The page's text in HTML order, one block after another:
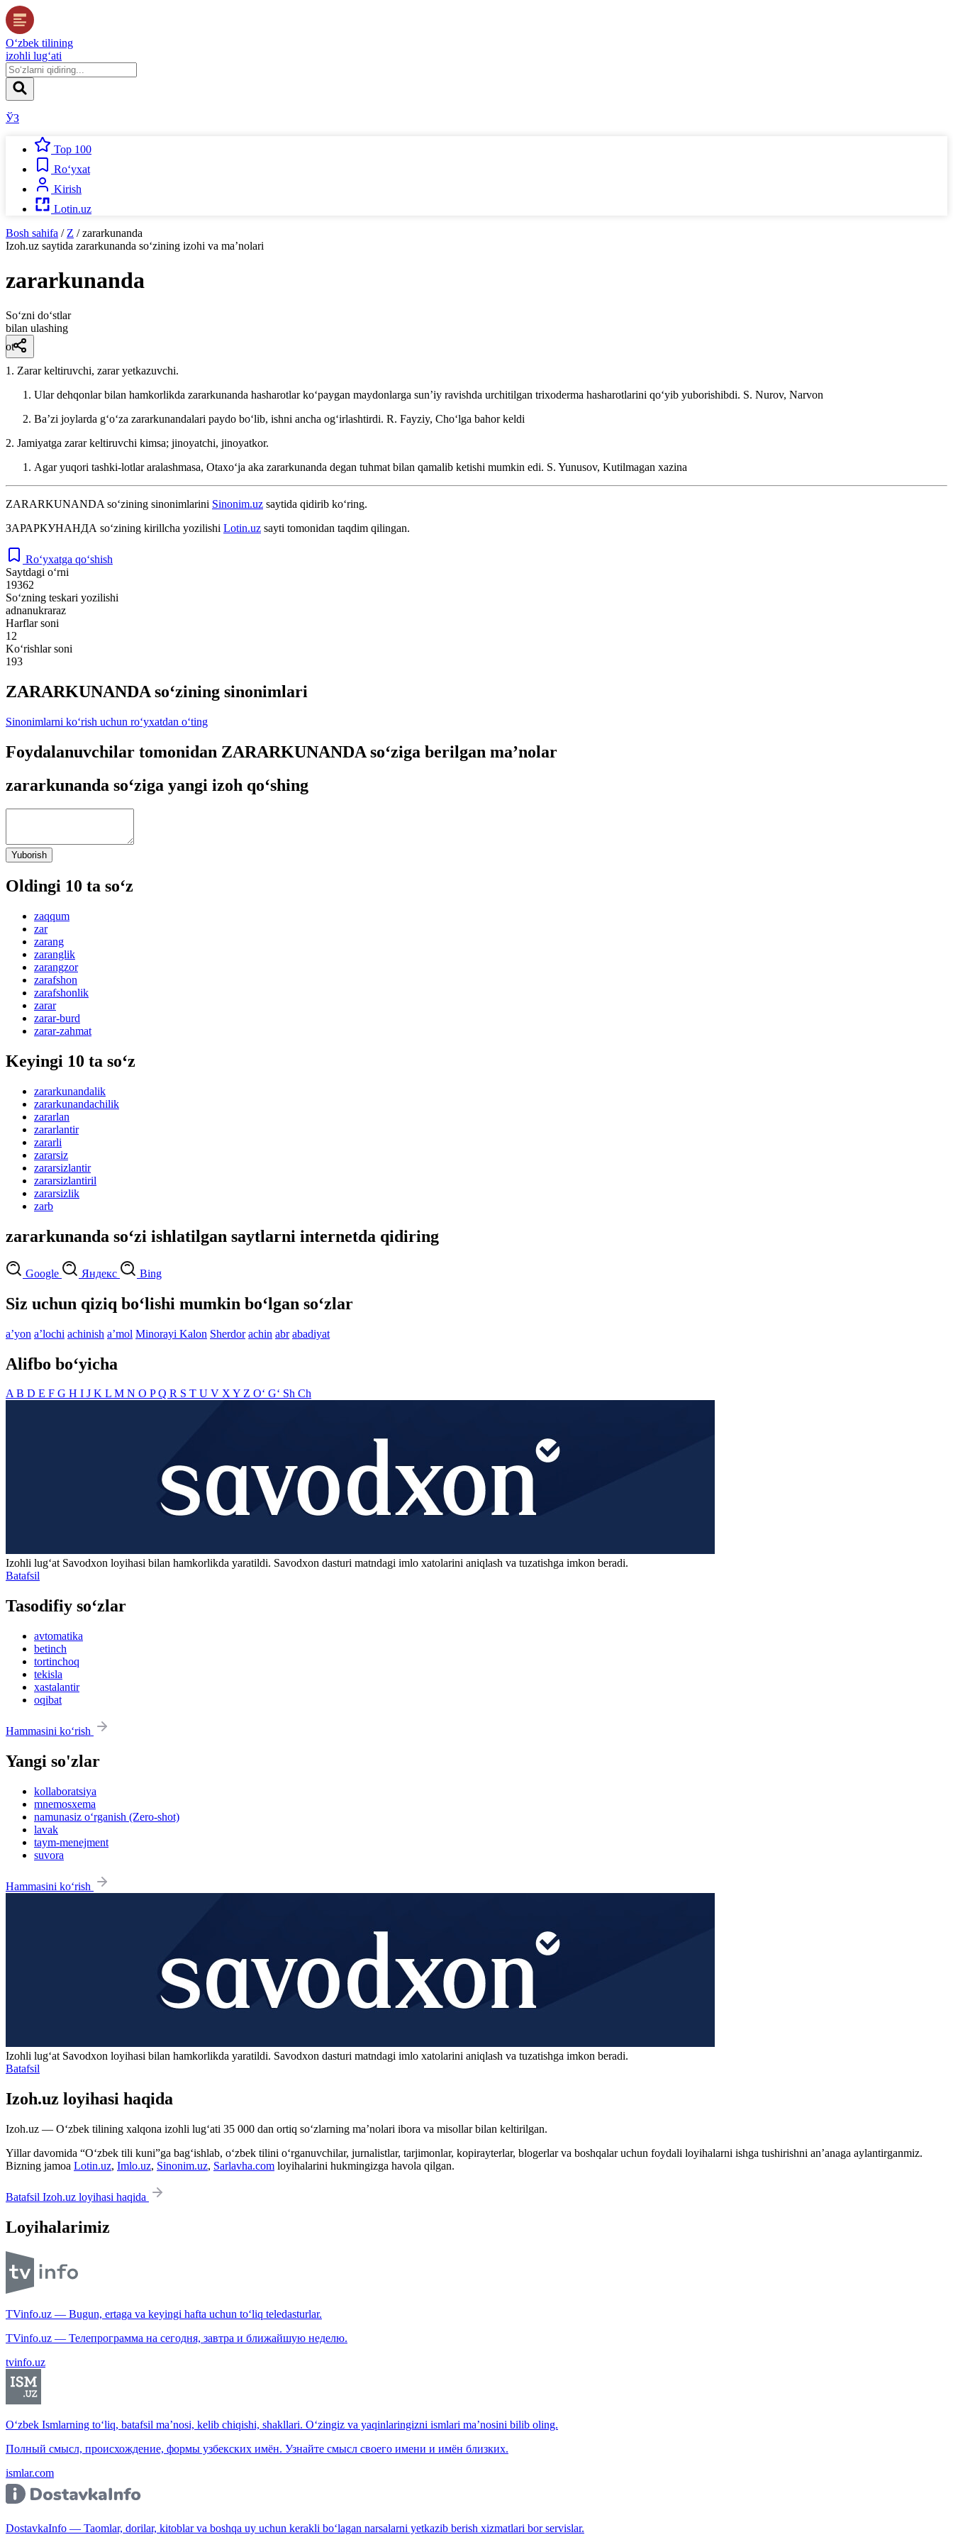
O‘zbek tilining
izohli lug‘ati
ЎЗ
Top 100
Ro‘yxat
Kirish
Lotin.uz
Bosh sahifa / Z / zararkunanda
Izoh.uz saytida zararkunanda so‘zining izohi va ma’nolari
zararkunanda
So‘zni do‘stlar
bilan ulashing
ot
1. Zarar keltiruvchi, zarar yetkazuvchi.
Ular dehqonlar bilan hamkorlikda zararkunanda hasharotlar koʻpaygan maydonlarga sunʼiy ravishda urchitilgan trixoderma hasharotlarini qoʻyib yuborishibdi. S. Nurov, Narvon
Baʼzi joylarda gʻoʻza zararkunandalari paydo boʻlib, ishni ancha ogʻirlashtirdi. R. Fayziy, Choʻlga bahor keldi
2. Jamiyatga zarar keltiruvchi kimsa; jinoyatchi, jinoyatkor.
Agar yuqori tashki-lotlar aralashmasa, Otaxoʻja aka zararkunanda degan tuhmat bilan qamalib ketishi mumkin edi. S. Yunusov, Kutilmagan xazina
ZARARKUNANDA so‘zining sinonimlarini Sinonim.uz saytida qidirib ko‘ring.
ЗАРАРКУНАНДА so‘zining kirillcha yozilishi Lotin.uz sayti tomonidan taqdim qilingan.
Ro‘yxatga qo‘shish
Saytdagi o‘rni
19362
So‘zning teskari yozilishi
adnanukraraz
Harflar soni
12
Ko‘rishlar soni
193
ZARARKUNANDA so‘zining sinonimlari
Sinonimlarni ko‘rish uchun ro‘yxatdan o‘ting
Foydalanuvchilar tomonidan ZARARKUNANDA so‘ziga berilgan ma’nolar
zararkunanda so‘ziga yangi izoh qo‘shing
Yuborish
Oldingi 10 ta so‘z
zaqqum
zar
zarang
zaranglik
zarangzor
zarafshon
zarafshonlik
zarar
zarar-burd
zarar-zahmat
Keyingi 10 ta so‘z
zararkunandalik
zararkunandachilik
zararlan
zararlantir
zararli
zararsiz
zararsizlantir
zararsizlantiril
zararsizlik
zarb
zararkunanda so‘zi ishlatilgan saytlarni internetda qidiring
Google Яндекс Bing
Siz uchun qiziq bo‘lishi mumkin bo‘lgan so‘zlar
aʼyon aʼlochi achinish aʼmol Minorayi Kalon Sherdor achin abr abadiyat
Alifbo bo‘yicha
AB D E F G H I J K L M N O PQ R S T U V XY Z O‘ G‘ Sh Ch
Izohli lugʻat Savodxon loyihasi bilan hamkorlikda yaratildi. Savodxon dasturi matndagi imlo xatolarini aniqlash va tuzatishga imkon beradi.
Batafsil
Tasodifiy so‘zlar
avtomatika
betinch
tortinchoq
tekisla
xastalantir
oqibat
Hammasini ko‘rish
Yangi so'zlar
kollaboratsiya
mnemosxema
namunasiz o‘rganish (Zero-shot)
lavak
taym-menejment
suvora
Hammasini ko‘rish
Izohli lugʻat Savodxon loyihasi bilan hamkorlikda yaratildi. Savodxon dasturi matndagi imlo xatolarini aniqlash va tuzatishga imkon beradi.
Batafsil
Izoh.uz loyihasi haqida
Izoh.uz — O‘zbek tilining xalqona izohli lug‘ati 35 000 dan ortiq so‘zlarning ma’nolari ibora va misollar bilan keltirilgan.
Yillar davomida “O‘zbek tili kuni”ga bag‘ishlab, o‘zbek tilini o‘rganuvchilar, jurnalistlar, tarjimonlar, kopirayterlar, blogerlar va boshqalar uchun foydali loyihalarni ishga tushirishni an’anaga aylantirganmiz.
Bizning jamoa Lotin.uz, Imlo.uz, Sinonim.uz, Sarlavha.com loyihalarini hukmingizga havola qilgan.
Batafsil Izoh.uz loyihasi haqida
Loyihalarimiz
TVinfo.uz — Bugun, ertaga va keyingi hafta uchun to‘liq teledasturlar.
TVinfo.uz — Телепрограмма на сегодня, завтра и ближайшую неделю.
tvinfo.uz
O‘zbek Ismlarning to‘liq, batafsil ma’nosi, kelib chiqishi, shakllari. O‘zingiz va yaqinlaringizni ismlari ma’nosini bilib oling.
Полный смысл, происхождение, формы узбекских имён. Узнайте смысл своего имени и имён близких.
ismlar.com
DostavkaInfo — Taomlar, dorilar, kitoblar va boshqa uy uchun kerakli bo‘lagan narsalarni yetkazib berish xizmatlari bor servislar.